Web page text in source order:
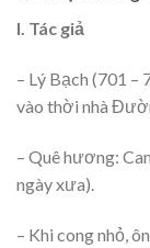
I. Tác giả
– Lý Bạch (701 –
vào thời nhà
– Quê hương:
ngày xưa).
– Khi cong nhỏ,